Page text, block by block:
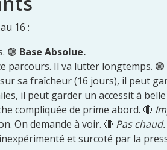
16 :
🟢 Base Absolue.
parcours. Il va lutter longtemps. 🟢
sa fraîcheur (16 jours), il peut
il peut garder un accessit à belle
compliquée de prime abord. 🔴
On demande à voir. 🔴 Pas chaud.
et surcoté par la